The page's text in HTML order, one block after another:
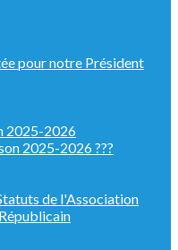
pour notre Président
2025-2026
2025-2026 ???
de l'Association